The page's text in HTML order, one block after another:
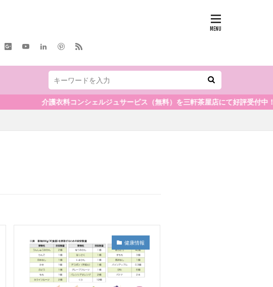
介護衣料コンシェルジュサービス（無料）を三軒茶屋店にて好評受付中！
健康情報